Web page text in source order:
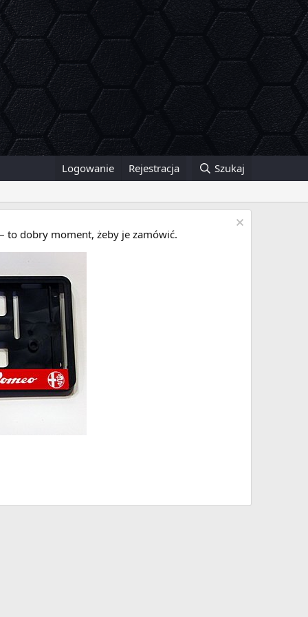
Logowanie Rejestracja Szukaj
to dobry moment, żeby je zamówić.